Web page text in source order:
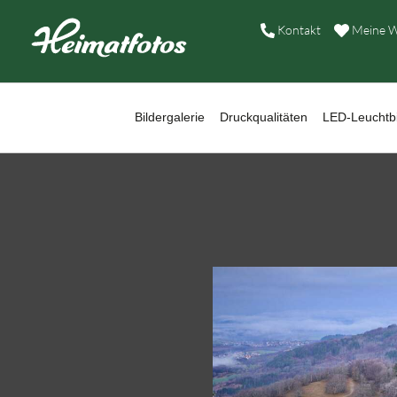
Kontakt Meine
Bildergalerie Druckqualitäten LED-